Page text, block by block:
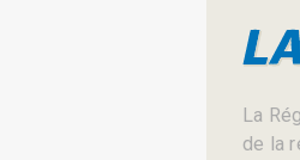
La
de la